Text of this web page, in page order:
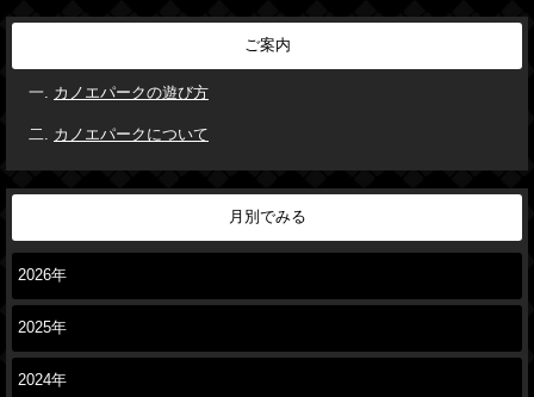
ご案内
カノエパークの遊び方
カノエパークについて
月別でみる
2026年
2025年
2024年